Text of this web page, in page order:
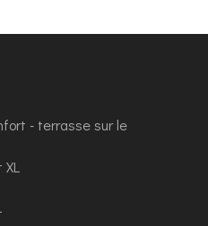
- terrasse sur le